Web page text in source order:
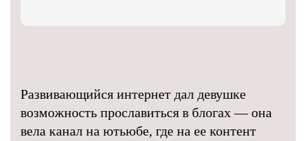
Развивающийся интернет дал девушке
возможность прославиться в блогах — она
вела канал на ютьюбе, где на ее контент